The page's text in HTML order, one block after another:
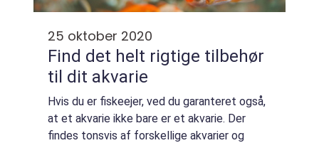
25 oktober 2020
Find det helt rigtige tilbehør
til dit akvarie
Hvis du er fiskeejer, ved du garanteret også,
at et akvarie ikke bare er et akvarie. Der
findes tonsvis af forskellige akvarier og